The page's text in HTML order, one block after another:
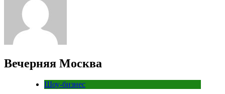
Вечерняя Москва
Шоу-бизнес